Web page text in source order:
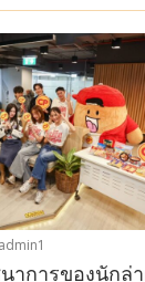
admin1
าการของนักล่